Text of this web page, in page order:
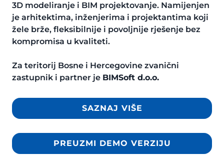
3D modeliranje i BIM projektovanje. Namijenjen
je arhitektima, inženjerima i projektantima koji
žele brže, fleksibilnije i povoljnije rješenje bez
kompromisa u kvaliteti.
Za teritorij Bosne i Hercegovine zvanični
zastupnik i partner je BIMSoft d.o.o.
SAZNAJ VIŠE
PREUZMI DEMO VERZIJU